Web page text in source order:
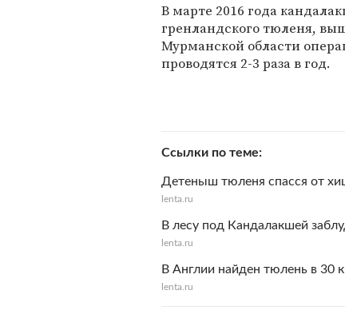
В марте 2016 года
гренландского тюленя,
Мурманской области
проводятся 2-3 раза в год.
Ссылки по теме
Детеныш тюленя спасся от
lenta.ru
В лесу под Кандалакшей
lenta.ru
В Англии найден тюлень в 30
lenta.ru